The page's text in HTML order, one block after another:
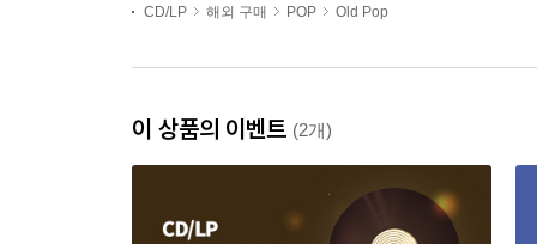
CD/LP 해외 구매 POP Old Pop
이 상품의 이벤트 (2개)